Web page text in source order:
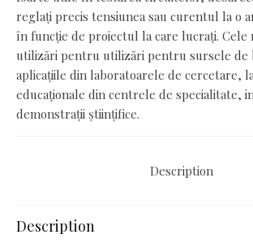
reglați precis tensiunea sau curentul la o
în funcție de proiectul la care lucrați. Cele
utilizări pentru utilizări pentru sursele de
aplicațiile din laboratoarele de cercetare,
educaționale din centrele de specialitate,
demonstrații științifice.
Description
Description